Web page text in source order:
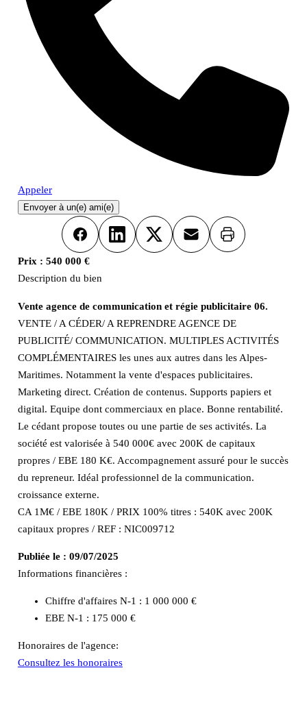
Appeler
Envoyer à un(e) ami(e)
FacebookLinkedInX Email Imprimer
Prix : 540 000 €
Description du bien
Vente agence de communication et régie publicitaire 06.
VENTE / A CÉDER/ A REPRENDRE AGENCE DE
PUBLICITÉ/ COMMUNICATION. MULTIPLES ACTIVITÉS
COMPLÉMENTAIRES les unes aux autres dans les Alpes-
Maritimes. Notamment la vente d'espaces publicitaires.
Marketing direct. Création de contenus. Supports papiers et
digital. Equipe dont commerciaux en place. Bonne rentabilité.
Le cédant propose toutes ou une partie de ses activités. La
société est valorisée à 540 000€ avec 200K de capitaux
propres / EBE 180 K€. Accompagnement assuré pour le succès
du repreneur. Idéal professionnel de la communication.
croissance externe.
CA 1M€ / EBE 180K / PRIX 100% titres : 540K avec 200K
capitaux propres / REF : NIC009712
Publiée le : 09/07/2025
Informations financières :
Chiffre d'affaires N-1 : 1 000 000 €
EBE N-1 : 175 000 €
Honoraires de l'agence:
Consultez les honoraires